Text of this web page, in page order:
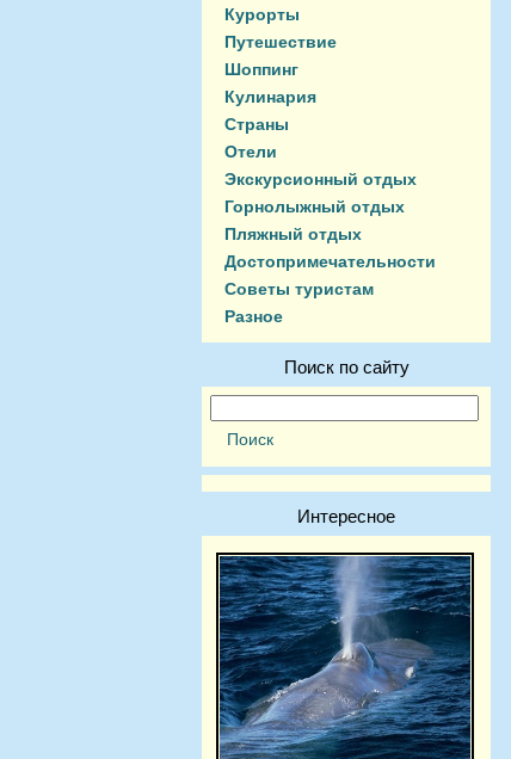
Курорты
Путешествие
Шоппинг
Кулинария
Страны
Отели
Экскурсионный отдых
Горнолыжный отдых
Пляжный отдых
Достопримечательности
Советы туристам
Разное
Поиск по сайту
Интересное